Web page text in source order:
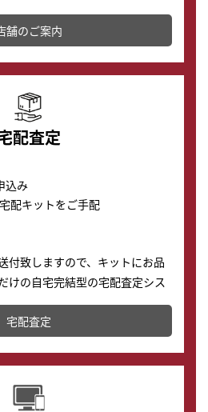
す。渋谷本店では、時計販売の
取りに出してお得に新しい時計
舗のご案内
配査定
込み
配キットをご手配
付致しますので、キットにお品
けの自宅完結型の宅配査定シス
定・買取に出すことが可能で
宅配査定